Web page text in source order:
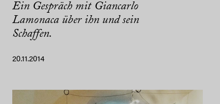
Ein Gespräch mit Giancarlo
Lamonaca über ihn und sein
Schaffen.
20.11.2014